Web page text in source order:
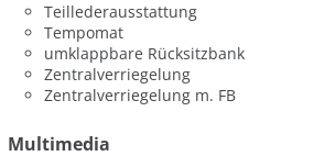
Teillederausstattung
Tempomat
umklappbare Rücksitzbank
Zentralverriegelung
Zentralverriegelung m. FB
Multimedia